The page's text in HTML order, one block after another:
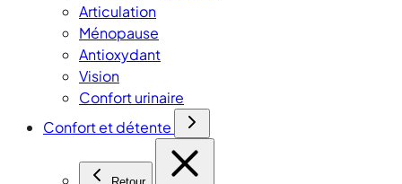
Articulation
Ménopause
Antioxydant
Vision
Confort urinaire
Confort et détente
Retour